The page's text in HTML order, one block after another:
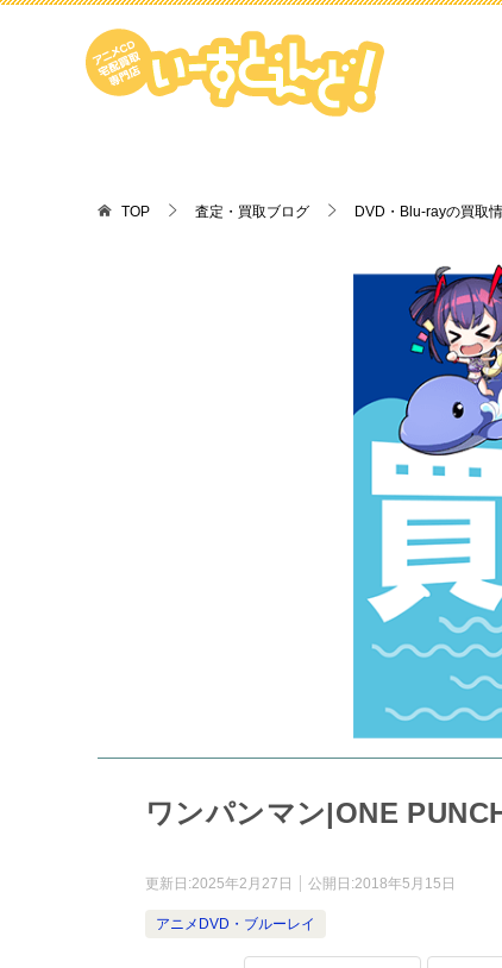
TOP 査定・買取ブログ DVD・Blu-rayの買取
ワンパンマン|ONE
更新日:2025年2月27日 公開日:2018年5月15日
アニメDVD・ブルーレイ